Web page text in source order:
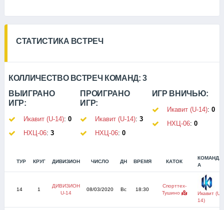
СТАТИСТИКА ВСТРЕЧ
КОЛЛИЧЕСТВО ВСТРЕЧ КОМАНД:3
ВЫИГРАНО
ИГР:
Икавит (U-14): 0
НХЦ-06: 3
ПРОИГРАНО
ИГР:
Икавит (U-14):3
НХЦ-06:0
ИГР ВНИЧЬЮ:
Икавит (U-14): 0
НХЦ-06: 0
ТУР КРУГ ДИВИЗИОН ЧИСЛО ДН ВРЕМЯ КАТОК
КОМАНДА
А
14 1
ДИВИЗИОН
U-14
08/03/2020 Вс 18:30
Спорттех-
Тушино
Икавит (U-
14)